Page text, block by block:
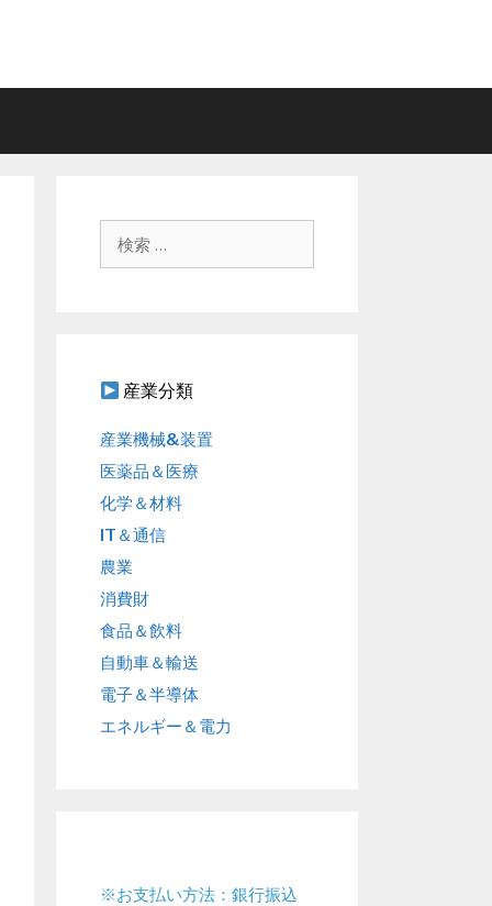
産業分類
産業機械&装置
医薬品＆医療
化学＆材料
IT＆通信
農業
消費財
食品＆飲料
自動車＆輸送
電子＆半導体
エネルギー＆電力
※お支払い方法：銀行振込